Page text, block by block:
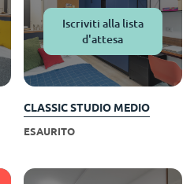
Iscriviti alla lista
d'attesa
CLASSIC STUDIO MEDIO
ESAURITO